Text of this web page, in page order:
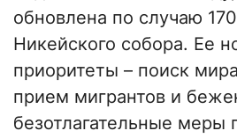
обновлена по случаю
Никейского собора. Ее
приоритеты – поиск
прием мигрантов и
безотлагательные меры